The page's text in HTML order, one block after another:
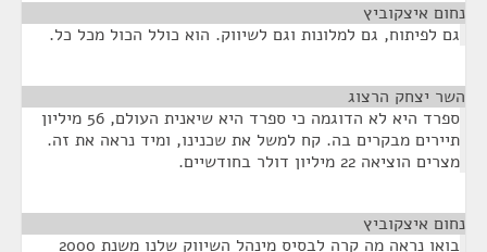
נחום איצקוביץ
גם לפיתוח, גם למלונות וגם לשיווק. הוא כולל הכול מכל כל.
השר יצחק הרצוג
ספרד היא לא הדוגמה כי ספרד היא שיאנית העולם, 56 מיליון
תיירים מבקרים בה. קח למשל את שכנינו, ומיד נראה את זה.
מצרים הוציאה 22 מיליון דולר בחודשיים.
נחום איצקוביץ
בואו נראה מה קרה לבסיס מינהל השיווק שלנו משנת 2000